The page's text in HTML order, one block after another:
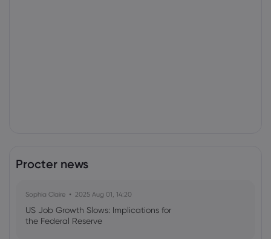
Procter news
Sophia Claire 2025 Aug 01, 14:20
US Job Growth Slows: Implications for
the Federal Reserve